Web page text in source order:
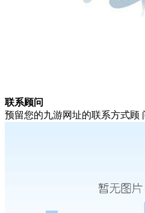
联系顾问
预留您的九游网址的联系方式顾